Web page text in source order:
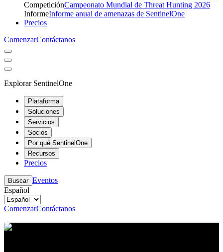
CompeticiónCampeonato Mundial de Threat Hunting 2026
InformeInforme anual de amenazas de SentinelOne
Precios
ComenzarContáctanos
Explorar SentinelOne
Plataforma
Soluciones
Servicios
Socios
Por qué SentinelOne
Recursos
Precios
Buscar Eventos
Español
ComenzarContáctanos
Centro de recursos